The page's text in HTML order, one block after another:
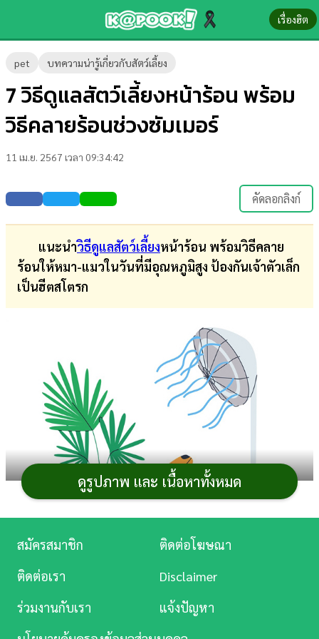
เรื่องฮิต
pet บทความน่ารู้เกี่ยวกับสัตว์เลี้ยง
7 วิธีดูแลสัตว์เลี้ยงหน้าร้อน พร้อม
วิธีคลายร้อนช่วงซัมเมอร์
11 เม.ย. 2567 เวลา 09:34:42
คัดลอกลิงก์
แนะนำวิธีดูแลสัตว์เลี้ยงหน้าร้อน พร้อมวิธีคลาย
ร้อนให้หมา-แมวในวันที่มีอุณหภูมิสูง ป้องกันเจ้าตัวเล็ก
เป็นฮีตสโตรก
ในช่วงหน้าร้อนแบบนี้ไม่เพียงแต่เราเท่านั้นที่ร้อนจน
เหงื่อแตก แต่สัตว์เลี้ยงอย่างน้องหมาน้อง
และถ้าหากปล่อยให้เจ้าตัวเล็กร้อนจนเกินไปก็อาจส่งผลเสีย
ดูรูปภาพ และ เนื้อหาทั้งหมด
ข่าว-
ความ
รู้
บันเทิง
ตรวจ
หวย
ผล
บอล
สด
การ
ศึกษา
บันเทิง
ดู
Music
สมัครสมาชิก
ติดต่อโฆษณา
ติดต่อเรา
Disclaimer
ร่วมงานกับเรา
แจ้งปัญหา